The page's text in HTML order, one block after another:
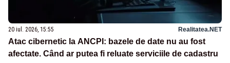
20 iul. 2026, 15:55 Realitatea.NET
Atac cibernetic la ANCPI: bazele de date nu au fost
afectate. Când ar putea fi reluate serviciile de cadastru